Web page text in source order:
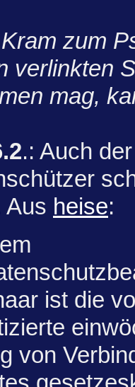
zum
verlinkten
mag,
.: Auch
Aus heise:
ist die
von